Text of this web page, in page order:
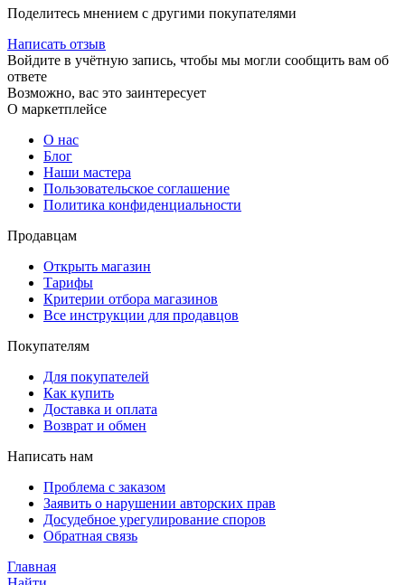
Поделитесь мнением с другими покупателями
Написать отзыв
Войдите в учётную запись, чтобы мы могли сообщить вам об
ответе
Возможно, вас это заинтересует
О маркетплейсе
О нас
Блог
Наши мастера
Пользовательское соглашение
Политика конфиденциальности
Продавцам
Открыть магазин
Тарифы
Критерии отбора магазинов
Все инструкции для продавцов
Покупателям
Для покупателей
Как купить
Доставка и оплата
Возврат и обмен
Написать нам
Проблема с заказом
Заявить о нарушении авторских прав
Досудебное урегулирование споров
Обратная связь
Главная